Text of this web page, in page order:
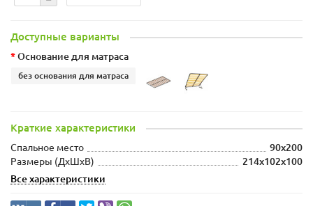
Доступные варианты
Основание для матраса
без основания для матраса
Краткие характеристики
Спальное место
90x200
Размеры (ДхШxВ)
214x102x100
Все характеристики